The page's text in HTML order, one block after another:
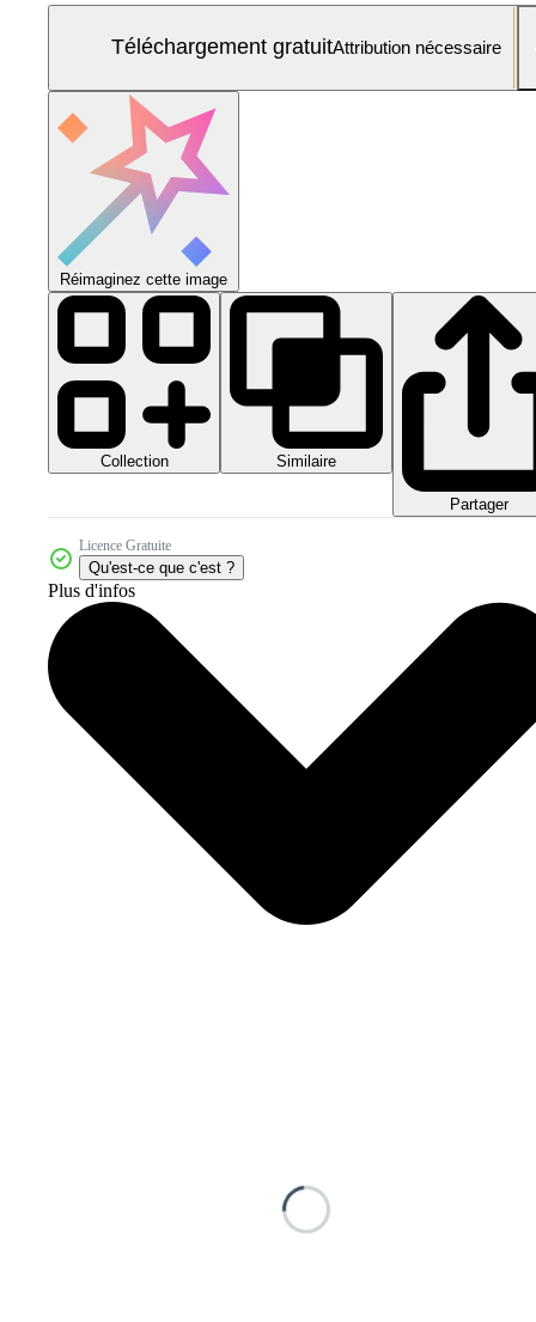
Téléchargement gratuitAttribution nécessaire
Réimaginez cette image
Collection Similaire
Partager
Licence Gratuite
Qu'est-ce que c'est ?
Plus d'infos